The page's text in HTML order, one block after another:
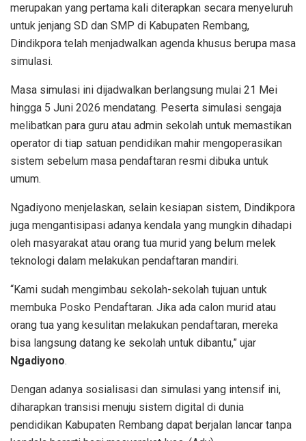
merupakan yang pertama kali diterapkan secara menyeluruh
untuk jenjang SD dan SMP di Kabupaten Rembang,
Dindikpora telah menjadwalkan agenda khusus berupa masa
simulasi.
Masa simulasi ini dijadwalkan berlangsung mulai 21 Mei
hingga 5 Juni 2026 mendatang. Peserta simulasi sengaja
melibatkan para guru atau admin sekolah untuk memastikan
operator di tiap satuan pendidikan mahir mengoperasikan
sistem sebelum masa pendaftaran resmi dibuka untuk
umum.
Ngadiyono menjelaskan, selain kesiapan sistem, Dindikpora
juga mengantisipasi adanya kendala yang mungkin dihadapi
oleh masyarakat atau orang tua murid yang belum melek
teknologi dalam melakukan pendaftaran mandiri.
“Kami sudah mengimbau sekolah-sekolah tujuan untuk
membuka Posko Pendaftaran. Jika ada calon murid atau
orang tua yang kesulitan melakukan pendaftaran, mereka
bisa langsung datang ke sekolah untuk dibantu,” ujar
Ngadiyono.
Dengan adanya sosialisasi dan simulasi yang intensif ini,
diharapkan transisi menuju sistem digital di dunia
pendidikan Kabupaten Rembang dapat berjalan lancar tanpa